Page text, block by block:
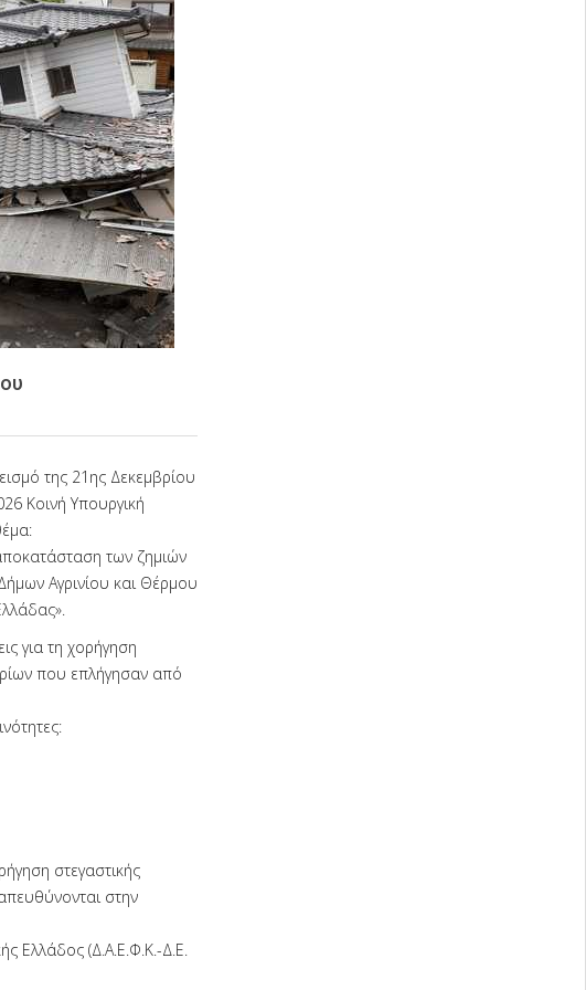
της 21ης Δεκεμβρίου
Κοινή Υπουργική
των ζημιών
Αγρινίου και Θέρμου
για τη χορήγηση
που επλήγησαν από
στεγαστικής
στην
Ελλάδος (Δ.Α.Ε.Φ.Κ.-Δ.Ε.